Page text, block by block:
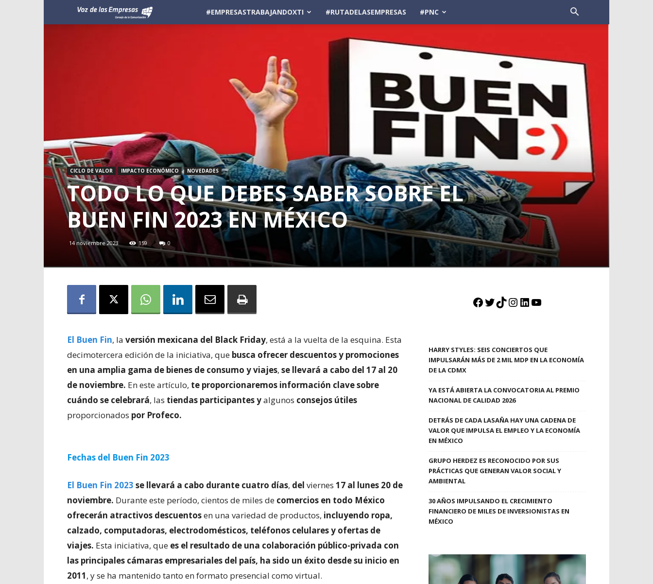
#EMPRESASTRABAJANDOXTI #RUTADELASEMPRESAS #PNC
CICLO DE VALOR IMPACTO ECONÓMICO NOVEDADES
TODO LO QUE DEBES SABER SOBRE EL
BUEN FIN 2023 EN MÉXICO
14 noviembre 2023 159 0
El Buen Fin, la versión mexicana del Black Friday, está a la vuelta de la esquina. Esta
decimotercera edición de la iniciativa, que busca ofrecer descuentos y promociones
en una amplia gama de bienes de consumo y viajes, se llevará a cabo del 17 al 20
de noviembre. En este artículo, te proporcionaremos información clave sobre
cuándo se celebrará, las tiendas participantes yalgunos consejos útiles
proporcionados por Profeco.
Fechas del Buen Fin 2023
El Buen Fin 2023 se llevará a cabo durante cuatro días, del viernes 17 al lunes 20 de
noviembre. Durante este período, cientos de miles de comercios en todo México
ofrecerán atractivos descuentosen una variedad de productos, incluyendo ropa,
calzado, computadoras, electrodomésticos, teléfonos celulares y ofertas de
viajes. Esta iniciativa, que es el resultado de una colaboración público-privada con
las principales cámaras empresariales del país, ha sido un éxito desde su inicio en
2011, y se ha mantenido tanto en formato presencial como virtual.
Facebook
Twitter
TikTok
Instagram
LinkedIn
YouTube
HARRY STYLES: SEIS CONCIERTOS QUE
IMPULSARÁN MÁS DE 2 MIL MDP EN LA ECONOMÍA
DE LA CDMX
YA ESTÁ ABIERTA LA CONVOCATORIA AL PREMIO
NACIONAL DE CALIDAD 2026
DETRÁS DE CADA LASAÑA HAY UNA CADENA DE
VALOR QUE IMPULSA EL EMPLEO Y LA ECONOMÍA
EN MÉXICO
GRUPO HERDEZ ES RECONOCIDO POR SUS
PRÁCTICAS QUE GENERAN VALOR SOCIAL Y
AMBIENTAL
30 AÑOS IMPULSANDO EL CRECIMIENTO
FINANCIERO DE MILES DE INVERSIONISTAS EN
MÉXICO